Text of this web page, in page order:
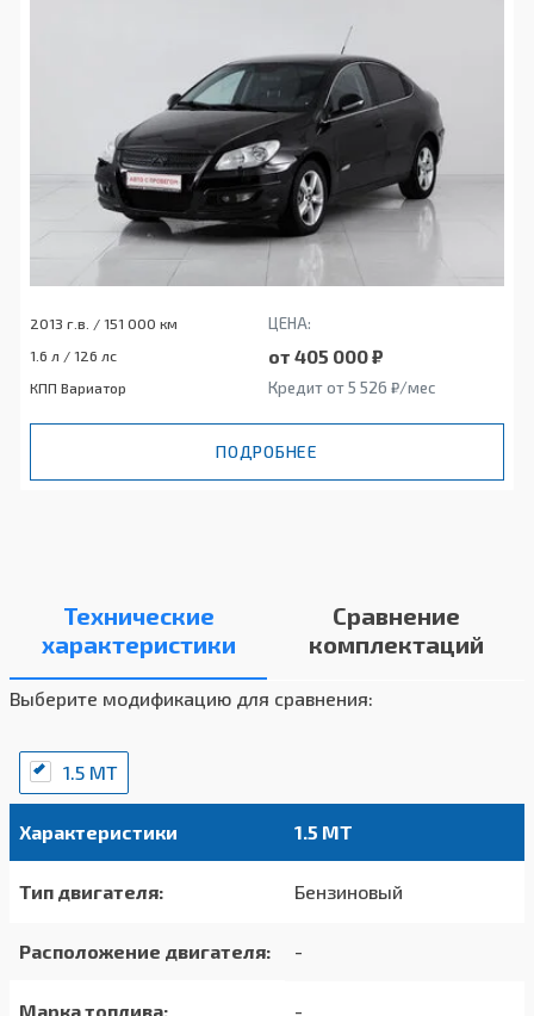
2013 г.в. / 151 000 км ЦЕНА:
1.6 л / 126 лс от 405 000 ₽
КПП Вариатор Кредит от 5 526 ₽/мес
ПОДРОБНЕЕ
Технические
характеристики
Сравнение
комплектаций
Выберите модификацию для сравнения:
1.5 MT
Характеристики 1.5 MT
Тип двигателя: Бензиновый
Расположение двигателя: -
Марка топлива: -